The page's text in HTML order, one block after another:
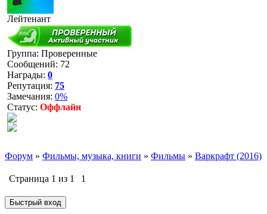
Лейтенант
Группа: Проверенные
Сообщений: 72
Награды: 0
Репутация: 75
Замечания: 0%
Статус: Оффлайн
Форум » Фильмы, музыка, книги » Фильмы » Варкрафт (2016)
Страница 1 из 1 1